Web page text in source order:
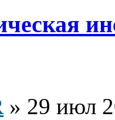
» 29 июл